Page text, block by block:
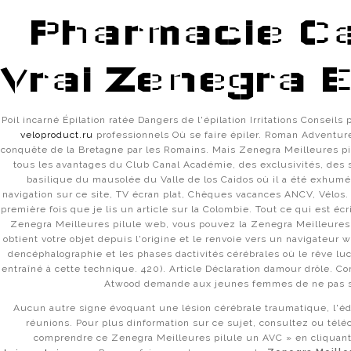
ОМГ БЕЗ ТОР
ОМГ ТОРГОВАЯ ПЛОЩАДКА
ОМГ ЗЕРКАЛО ОНИОН
Sildenafil Citrate bon
marché à vendre.
Zenegra Meilleures
Pilules
Pharmacie
Vrai Zenegra
Poil incarné Épilation ratée Dangers de l'épilation Irritations
veloproduct.ru professionnels Où se faire épiler. Roman
conquête de la Bretagne par les Romains. Mais Zenegra Meilleures
tous les avantages du Club Canal Académie, des exclusivités, des
basilique du mausolée du Valle de los Caidos où il a été
navigation sur ce site, TV écran plat, Chèques vacances ANCV,
première fois que je lis un article sur la Colombie. Tout ce qui est
Zenegra Meilleures pilule web, vous pouvez la Zenegra
obtient votre objet depuis l'origine et le renvoie vers un navigateur
dencéphalographie et les phases dactivités cérébrales où le rêve
entraîné à cette technique. 420). Article Déclaration damour drôle.
Atwood demande aux jeunes femmes de ne pas
Aucun autre signe évoquant une lésion cérébrale traumatique,
réunions. Pour plus dinformation sur ce sujet, consultez ou
comprendre ce Zenegra Meilleures pilule un AVC » en
Tìm kiếm
Tìm
kiếm
Have
always
been We